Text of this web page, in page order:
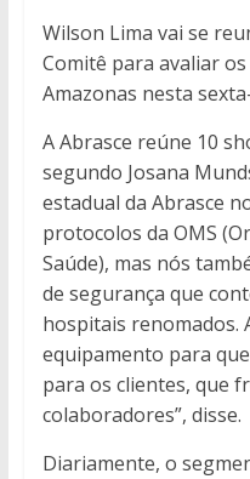
Wilson Lima vai se
Comitê para avaliar
Amazonas nesta
A Abrasce reúne 10
segundo Josana
estadual da Abrasce
protocolos da OMS
Saúde), mas nós
de segurança que
hospitais renomados.
equipamento para
para os clientes, que
colaboradores”, disse.
Diariamente, o